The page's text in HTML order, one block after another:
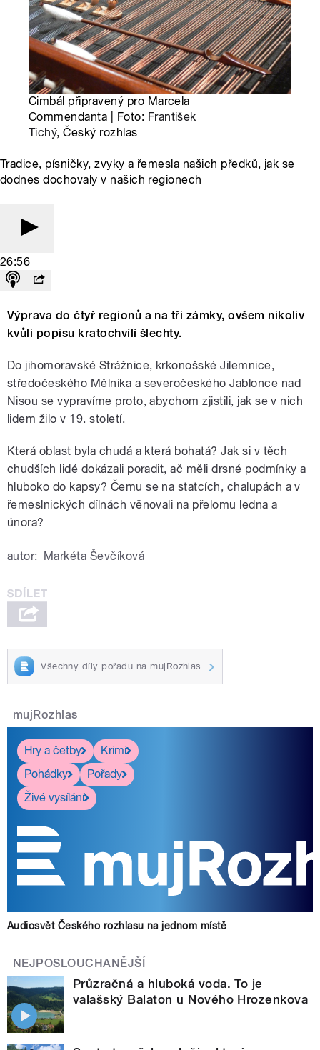
Cimbál připravený pro Marcela
Commendanta | Foto: František
Tichý, Český rozhlas
Tradice, písničky, zvyky a řemesla našich předků, jak se
dodnes dochovaly v našich regionech
26:56
Výprava do čtyř regionů a na tři zámky, ovšem nikoliv
kvůli popisu kratochvílí šlechty.
Do jihomoravské Strážnice, krkonošské Jilemnice,
středočeského Mělníka a severočeského Jablonce nad
Nisou se vypravíme proto, abychom zjistili, jak se v nich
lidem žilo v 19. století.
Která oblast byla chudá a která bohatá? Jak si v těch
chudších lidé dokázali poradit, ač měli drsné podmínky a
hluboko do kapsy? Čemu se na statcích, chalupách a v
řemeslnických dílnách věnovali na přelomu ledna a
února?
autor: Markéta Ševčíková
Všechny díly pořadu na mujRozhlas
mujRozhlas
Hry a četby
Krimi
Pohádky
Pořady
Živé vysílání
Audiosvět Českého rozhlasu na jednom místě
NEJPOSLOUCHANĚJŠÍ
Průzračná a hluboká voda. To je
valašský Balaton u Nového Hrozenkova